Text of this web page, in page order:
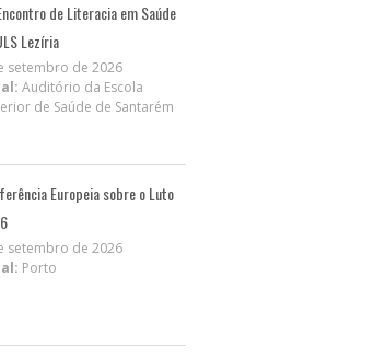
de Literacia em Saúde
Lezíria
setembro de 2026
Auditório da Escola
de Saúde de Santarém
Europeia sobre o Luto
setembro de 2026
Porto